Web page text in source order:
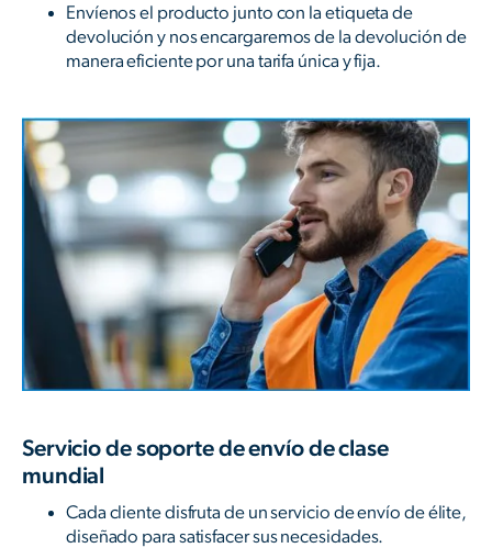
Envíenos el producto junto con la etiqueta de
devolución y nos encargaremos de la devolución de
manera eficiente por una tarifa única y fija.
Servicio de soporte de envío de clase
mundial
Cada cliente disfruta de un servicio de envío de élite,
diseñado para satisfacer sus necesidades.